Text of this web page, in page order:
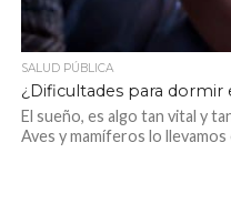
SALUD PÚBLICA
¿Dificultades para
El sueño, es algo tan vital y
Aves y mamíferos lo llevamos